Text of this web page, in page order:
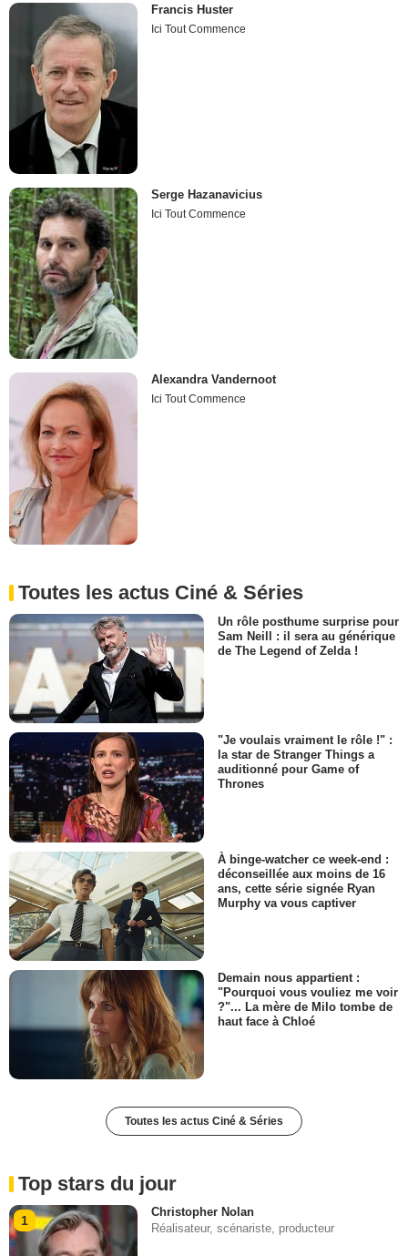
Francis Huster
Ici Tout Commence
Serge Hazanavicius
Ici Tout Commence
Alexandra Vandernoot
Ici Tout Commence
Toutes les actus Ciné & Séries
Un rôle posthume surprise pour
Sam Neill : il sera au générique
de The Legend of Zelda !
"Je voulais vraiment le rôle !" :
la star de Stranger Things a
auditionné pour Game of
Thrones
À binge-watcher ce week-end :
déconseillée aux moins de 16
ans, cette série signée Ryan
Murphy va vous captiver
Demain nous appartient :
"Pourquoi vous vouliez me voir
?"... La mère de Milo tombe de
haut face à Chloé
Toutes les actus Ciné & Séries
Top stars du jour
1
Christopher Nolan
Réalisateur, scénariste, producteur